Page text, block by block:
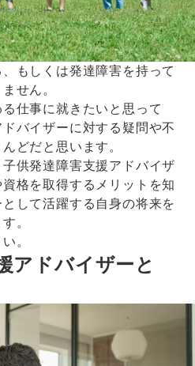
もしくは発達障害を持って
せん。
仕事に就きたいと思って
バイザーに対する疑問や不
どだと思います。
供発達障害支援アドバイザ
格を取得するメリットを知
して活躍する自身の将来を
。
。
アドバイザーと